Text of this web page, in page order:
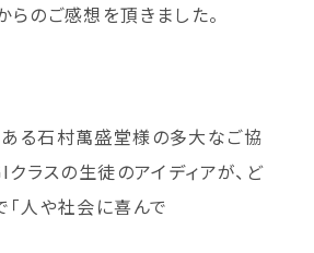
らのご感想を頂きました。
る石村萬盛堂様の多大なご協
クラスの生徒のアイディアが、ど
「人や社会に喜んで